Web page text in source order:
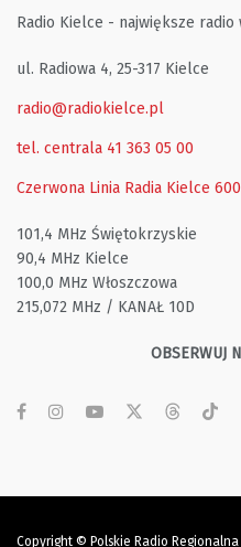
Radio Kielce - największe
ul. Radiowa 4, 25-317 Kielce
radio@radiokielce.pl
tel. centrala 41 363 05 00
Czerwona Linia Radia Kielce
101,4 MHz Świętokrzyskie
90,4 MHz Kielce
100,0 MHz Włoszczowa
215,072 MHz / KANAŁ 10D
OBSERWUJ
Copyright © Polskie Radio